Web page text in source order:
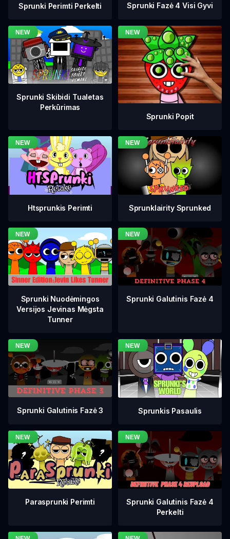
Sprunki Perimti Perkelti Sprunki Fazė 4 Visi Gyvi
Sprunki Skibidi Tualetas
Perkūrimas
Sprunki Popit
Htsprunkis Perimti Sprunklairity Sprunked
Sprunki Nuodėmingos
Versijos Jevinas Mėgsta
Tunner
Sprunki Galutinis Fazė 4
Sprunki Galutinis Fazė 3 Sprunkis Pasaulis
Parasprunki Perimti
Sprunki Galutinis Fazė 4
Perkelti